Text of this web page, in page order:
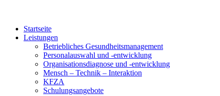
Startseite
Leistungen
Betriebliches Gesundheitsmanagement
Personalauswahl und -entwicklung
Organisationsdiagnose und -entwicklung
Mensch – Technik – Interaktion
KFZA
Schulungsangebote